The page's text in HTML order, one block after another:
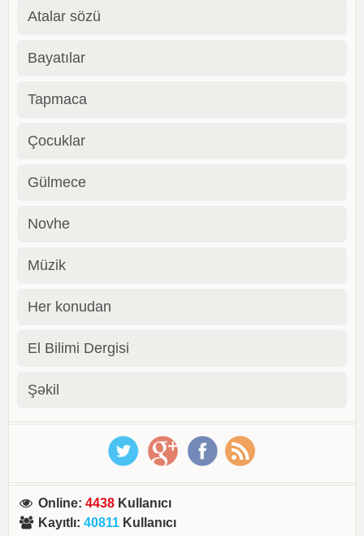
Atalar sözü
Bayatılar
Tapmaca
Çocuklar
Gülmece
Novhe
Müzik
Her konudan
El Bilimi Dergisi
Şəkil
Online:4438 Kullanıcı
Kayıtlı:40811 Kullanıcı